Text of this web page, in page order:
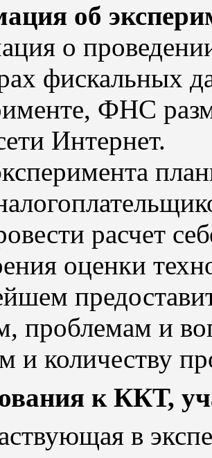
об
о
фискальных
ФНС
Интернет.
расчет
оценки
проблемам и
и количеству
к ККТ,
в